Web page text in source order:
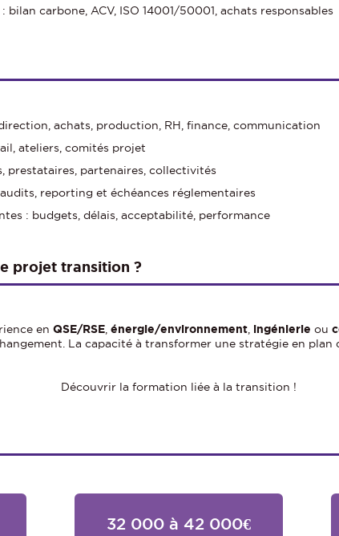
: bilan carbone, ACV, ISO 14001/50001, achats responsables
achats, production, RH, finance, communication
ateliers, comités projet
prestataires, partenaires, collectivités
reporting et échéances réglementaires
: budgets, délais, acceptabilité, performance
projet transition ?
en QSE/RSE, énergie/environnement, ingénierie ou
La capacité à transformer une stratégie en plan
Découvrir la formation liée à la transition !
32 000 à 42 000€